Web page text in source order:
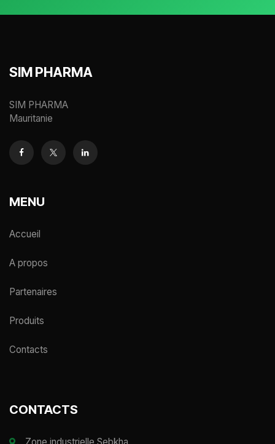
SIM PHARMA
SIM PHARMA
Mauritanie
MENU
Accueil
A propos
Partenaires
Produits
Contacts
CONTACTS